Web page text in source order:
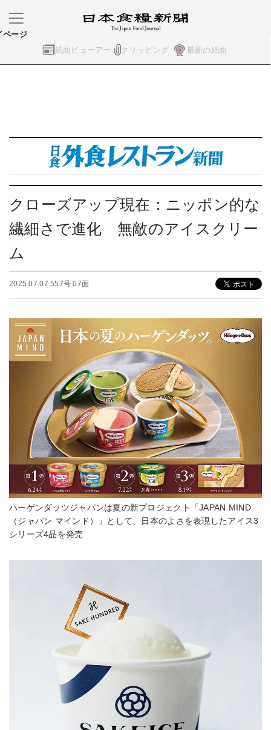
紙面ビューアー クリッピング 最新の紙面
ページ
クローズアップ現在：ニッポン的な
繊細さで進化 無敵のアイスクリー
ム
2025.07.07 557号 07面
ハーゲンダッツジャパンは夏の新プロジェクト「JAPAN MIND
（ジャパン マインド）」として、日本のよさを表現したアイス3
シリーズ4品を発売